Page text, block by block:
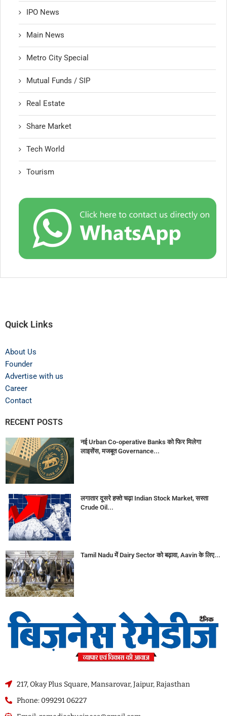
IPO News
Main News
Metro City Special
Mutual Funds / SIP
Real Estate
Share Market
Tech World
Tourism
Quick Links
About Us
Founder
Advertise with us
Career
Contact
RECENT POSTS
नई Urban Co-operative Banks को फिर मिलेगा
लाइसेंस, मजबूत Governance...
लगातार दूसरे हफ्ते चढ़ा Indian Stock Market, सस्ता
Crude Oil...
Tamil Nadu में Dairy Sector को बढ़ावा, Aavin के लिए...
217, Okay Plus Square, Mansarovar, Jaipur, Rajasthan
Phone: 099291 06227